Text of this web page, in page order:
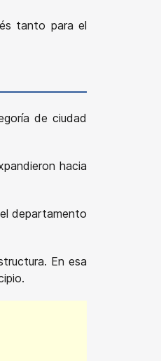
tanto para el
de ciudad
hacia
departamento
En esa